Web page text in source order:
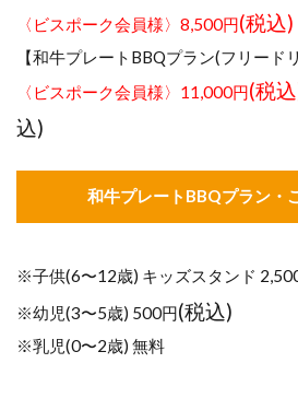
〈ビスポーク会員様〉8,500円(税込)
【和牛プレートBBQプラン(フリード
〈ビスポーク会員様〉11,000円(税
込)
和牛プレートBBQプラン・
※子供(6〜12歳) キッズスタンド
※幼児(3〜5歳) 500円(税込)
※乳児(0〜2歳) 無料